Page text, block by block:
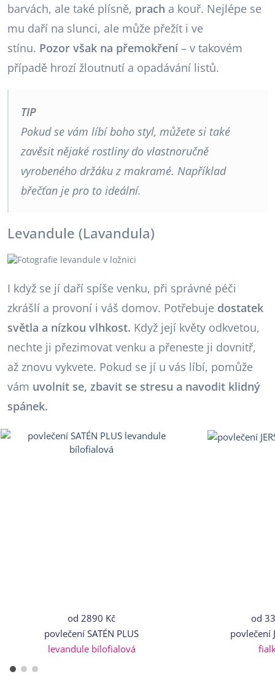
barvách, ale také plísně, prach a kouř. Nejlépe se
mu daří na slunci, ale může přežít i ve
stínu. Pozor však na přemokření– v takovém
případě hrozí žloutnutí a opadávání listů.
TIP
Pokud se vám líbí boho styl, můžete si také
zavěsit nějaké rostliny do vlastnoručně
vyrobeného držáku z makramé. Například
břečťan je pro to ideální.
Levandule (Lavandula)
I když se jí daří spíše venku, při správné péči
zkrášlí a provoní i váš domov. Potřebuje dostatek
světla a nízkou vlhkost. Když její květy odkvetou,
nechte ji přezimovat venku a přeneste ji dovnitř,
až znovu vykvete. Pokud se jí u vás líbí, pomůže
vám uvolnit se, zbavit se stresu a navodit klidný
spánek.
od 2890 Kč
povlečení SATÉN PLUS
levandule bílofialová
od
povlečení